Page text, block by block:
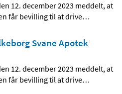
12. december 2023 meddelt, at
får bevilling til at drive…
Svane Apotek
12. december 2023 meddelt, at
får bevilling til at drive…